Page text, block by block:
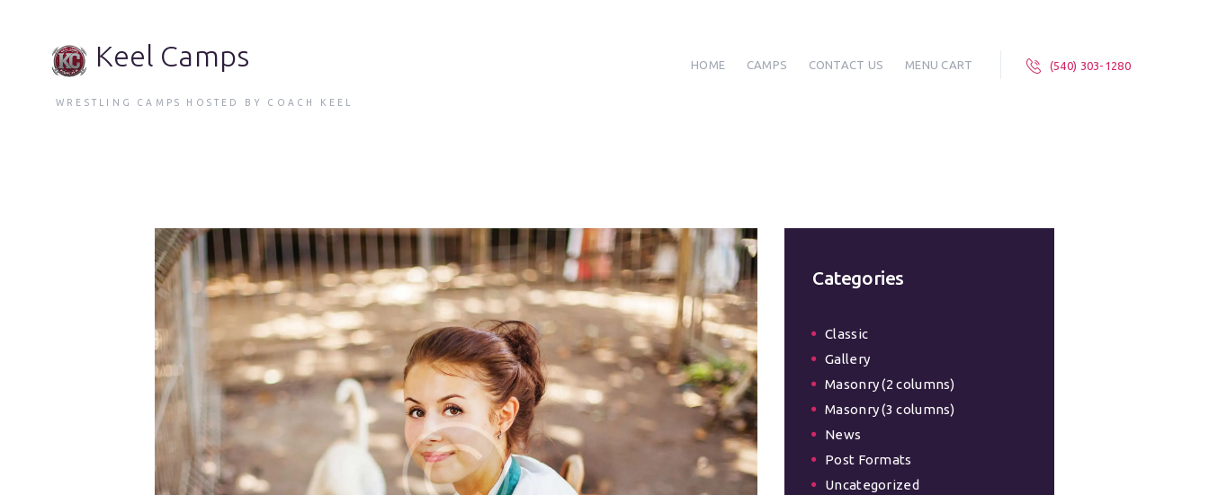
Keel Camps
WRESTLING CAMPS HOSTED BY COACH KEEL
(540) 303-1280
HOME CAMPS CONTACT US MENU CART
Categories
Classic
Gallery
Masonry (2 columns)
Masonry (3 columns)
News
Post Formats
Uncategorized